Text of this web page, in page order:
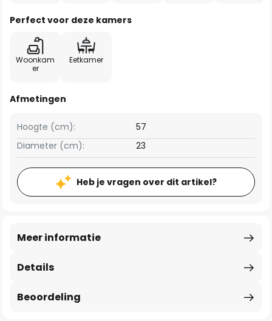
Perfect voor deze kamers
Woonkam
er
Eetkamer
Afmetingen
Hoogte (cm):
57
Diameter (cm):
23
Heb je vragen over dit artikel?
Details
Meer informatie
Beoordeling